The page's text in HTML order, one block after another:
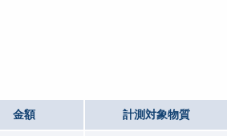
金額 計測対象物質